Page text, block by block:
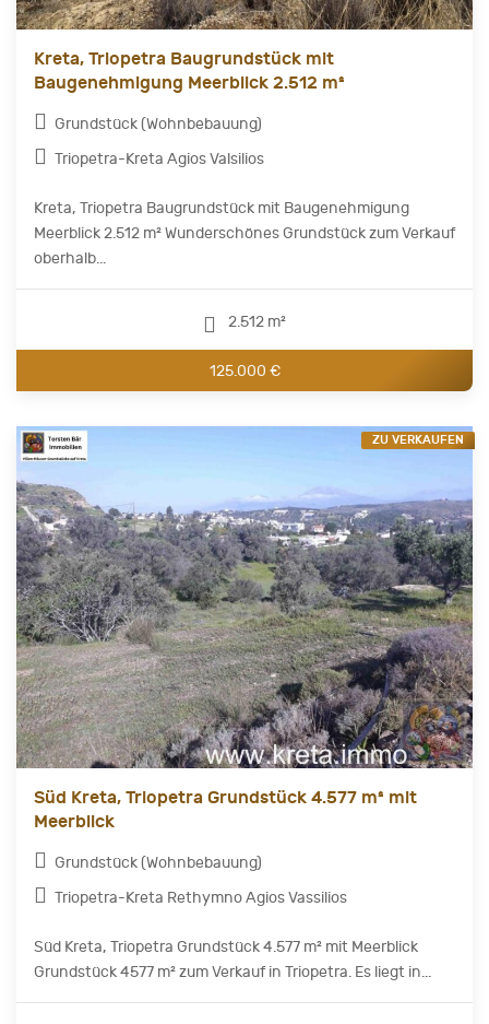
Kreta, Triopetra Baugrundstück mit
Baugenehmigung Meerblick 2.512 m²
Grundstück (Wohnbebauung)
Triopetra-Kreta Agios Valsilios
Kreta, Triopetra Baugrundstück mit Baugenehmigung
Meerblick 2.512 m² Wunderschönes Grundstück zum Verkauf
oberhalb...
2.512 m²
125.000 €
Süd Kreta, Triopetra Grundstück 4.577 m² mit
Meerblick
Grundstück (Wohnbebauung)
Triopetra-Kreta Rethymno Agios Vassilios
Süd Kreta, Triopetra Grundstück 4.577 m² mit Meerblick
Grundstück 4577 m² zum Verkauf in Triopetra. Es liegt in...
ZU VERKAUFEN